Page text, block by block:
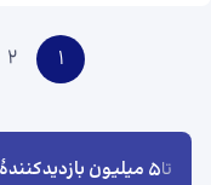
1
2
تا5 میلیون بازدیدکنندهٔ